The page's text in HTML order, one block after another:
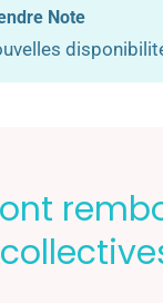
Note